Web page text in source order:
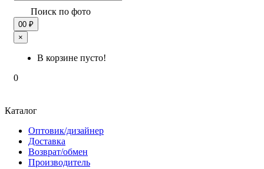
Поиск по фото
00 ₽
×
В корзине пусто!
0
Каталог
Оптовик/дизайнер
Доставка
Возврат/обмен
Производитель